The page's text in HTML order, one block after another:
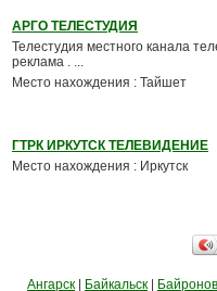
АРГО ТЕЛЕСТУДИЯ
Телестудия местного канала
реклама . ...
Место нахождения : Тайшет
ГТРК ИРКУТСК ТЕЛЕВИДЕНИЕ
Место нахождения : Иркутск
Ангарск Байкальск